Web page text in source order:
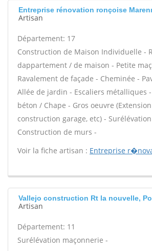
Entreprise rénovation ronçoise
Artisan
Département: 17
Construction de Maison Individuelle -
dappartement / de maison - Petite
Ravalement de façade - Cheminée -
Allée de jardin - Escaliers métalliques
béton / Chape - Gros oeuvre
construction garage, etc) -
Construction de murs -
Voir la fiche artisan : Entreprise
Vallejo construction Rt la nouvelle,
Artisan
Département: 11
Surélévation maçonnerie -